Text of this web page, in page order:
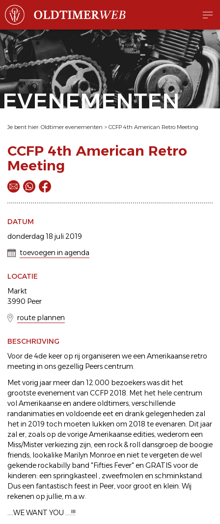
EVENEMENTEN
Je bent hier: Oldtimer evenementen > CCFP 4th American Retro Meeting
CCFP 4th American Retro
Meeting
DATUM
donderdag 18 juli 2019
toevoegen in agenda
LOCATIE
Markt
3990 Peer
route plannen
BESCHRIJVING
Voor de 4de keer op rij organiseren we een Amerikaanse retro
meeting in ons gezellig Peers centrum.
Met vorig jaar meer dan 12.000 bezoekers was dit het
grootste evenement van CCFP 2018. Met het hele centrum
vol Amerikaanse en andere oldtimers, verschillende
randanimaties en voldoende eet en drank gelegenheden zal
het in 2019 toch moeten lukken om 2018 te evenaren. Dit jaar
zal er, zoals op de vorige Amerikaanse edities, wederom een
Miss/Mister verkiezing zijn, een rock & roll dansgroep de boogie
friends, lookalike Marilyn Monroe en niet te vergeten de wel
gekende rockabilly band "Fifties Fever" en GRATIS voor de
kinderen: een springkasteel , zweefmolen en schminkstand.
Dus een fantastisch feest in Peer, voor groot en klein. Wij
rekenen op jullie, m.a.w.
....WE WANT YOU ....!!!